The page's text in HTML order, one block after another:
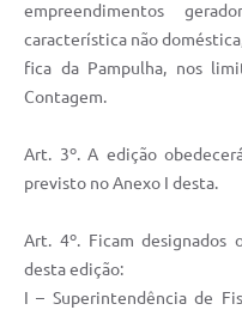
empreendimentos
característica não
fica da Pampulha, nos
Contagem.
Art. 3º. A edição
previsto no Anexo I desta.
Art. 4º. Ficam designados
desta edição:
I – Superintendência de